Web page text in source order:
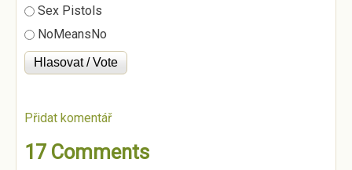
Sex Pistols
NoMeansNo
Přidat komentář
17 Comments